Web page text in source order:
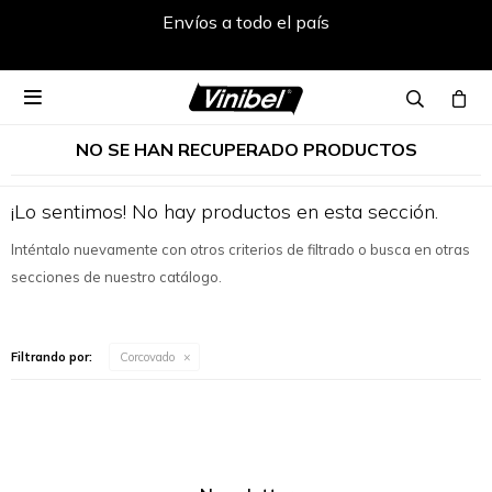
Envíos a todo el país

NO SE HAN RECUPERADO PRODUCTOS
¡Lo sentimos! No hay productos en esta sección.
Inténtalo nuevamente con otros criterios de filtrado o busca en otras
secciones de nuestro catálogo.
Filtrando por: Corcovado